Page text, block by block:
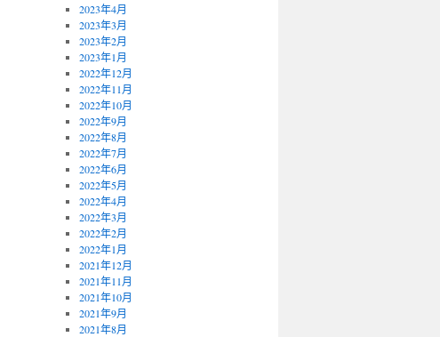
2023年4月
2023年3月
2023年2月
2023年1月
2022年12月
2022年11月
2022年10月
2022年9月
2022年8月
2022年7月
2022年6月
2022年5月
2022年4月
2022年3月
2022年2月
2022年1月
2021年12月
2021年11月
2021年10月
2021年9月
2021年8月